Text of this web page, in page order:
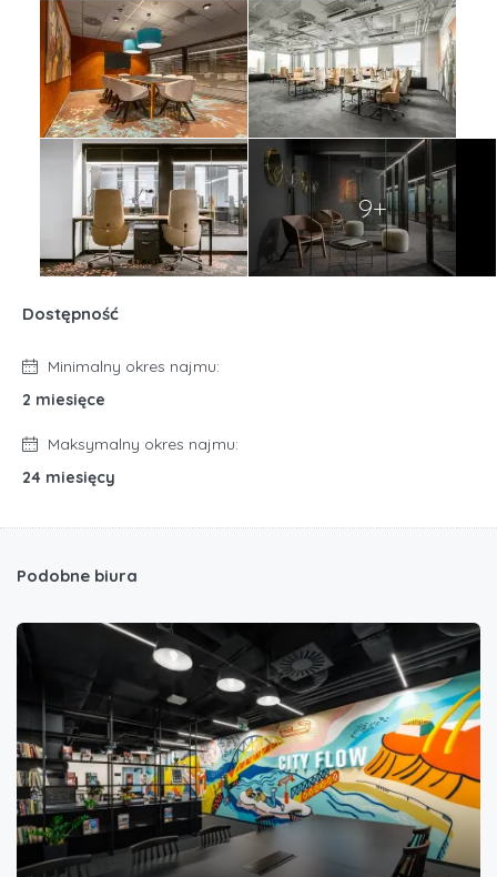
9+
Dostępność
Minimalny okres najmu:
2 miesięce
Maksymalny okres najmu:
24 miesięcy
Podobne biura